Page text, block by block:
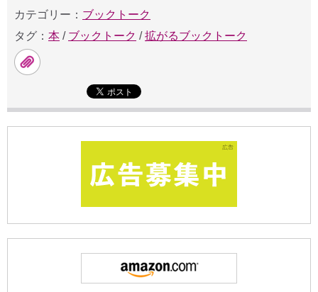
カテゴリー： ブックトーク
タグ： 本 / ブックトーク /拡がるブックトーク